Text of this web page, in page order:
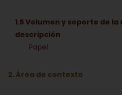
1.5 Volumen y soporte de la
descripción
Papel
2. Área de contexto